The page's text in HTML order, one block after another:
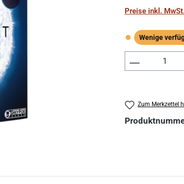
Preise inkl.
Wenige
Wenige
Produkt
Zum Merkzettel